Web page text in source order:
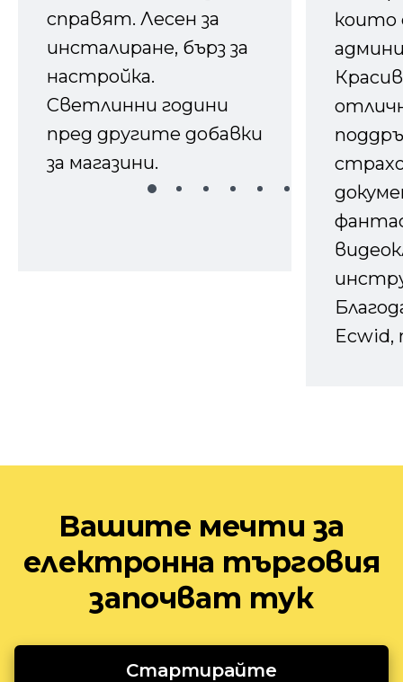
справят. Лесен за
инсталиране, бърз за
настройка.
Светлинни години
пред другите добавки
за магазини.
които
Ecwid,
Вашите мечти за
електронна търговия
започват тук
Стартирайте